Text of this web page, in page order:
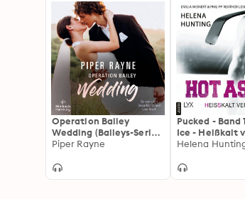
Operation Bailey
Wedding (Baileys-Serie):
(Bailey Novella 1)
Piper Rayne
Pucked - Band
Ice - Heißkalt
Helena